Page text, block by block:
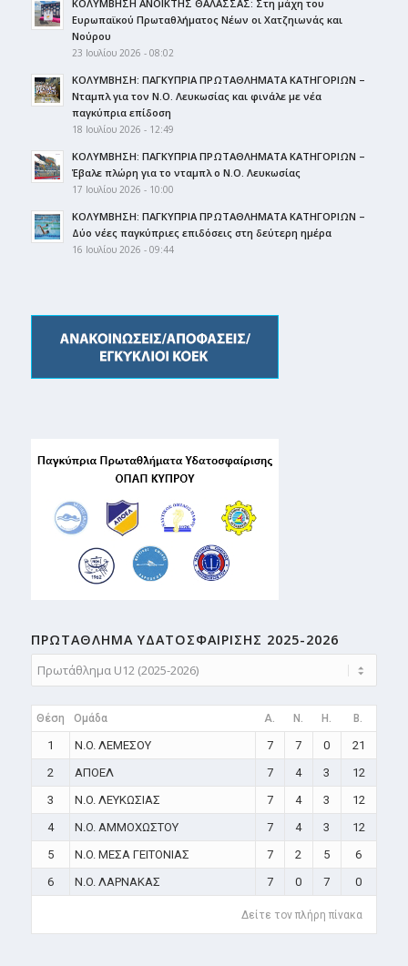
ΚΟΛΥΜΒΗΣΗ ΑΝΟΙΚΤΗΣ ΘΑΛΑΣΣΑΣ: Στη μάχη του
Ευρωπαϊκού Πρωταθλήματος Νέων οι Χατζηιωνάς και
Νούρου
23 Ιουλίου 2026 - 08:02
ΚΟΛΥΜΒΗΣΗ: ΠΑΓΚΥΠΡΙΑ ΠΡΩΤΑΘΛΗΜΑΤΑ ΚΑΤΗΓΟΡΙΩΝ –
Νταμπλ για τον Ν.Ο. Λευκωσίας και φινάλε με νέα
παγκύπρια επίδοση
18 Ιουλίου 2026 - 12:49
ΚΟΛΥΜΒΗΣΗ: ΠΑΓΚΥΠΡΙΑ ΠΡΩΤΑΘΛΗΜΑΤΑ ΚΑΤΗΓΟΡΙΩΝ –
Έβαλε πλώρη για το νταμπλ ο Ν.Ο. Λευκωσίας
17 Ιουλίου 2026 - 10:00
ΚΟΛΥΜΒΗΣΗ: ΠΑΓΚΥΠΡΙΑ ΠΡΩΤΑΘΛΗΜΑΤΑ ΚΑΤΗΓΟΡΙΩΝ –
Δύο νέες παγκύπριες επιδόσεις στη δεύτερη ημέρα
16 Ιουλίου 2026 - 09:44
ΠΡΩΤΑΘΛΗMA ΥΔΑΤΟΣΦΑΙΡΙΣΗΣ 2025-2026
Θέση Ομάδα A. N. H. B.
1 N.O. ΛΕΜΕΣΟΥ 7 7 0
21
2
ΑΠΟΕΛ 7 4 3
12
3
N.O. ΛΕΥΚΩΣΙΑΣ 7 4 3
12
4
N.O. ΑΜΜΟΧΩΣΤΟΥ 7 4 3
12
5
N.O. ΜΕΣΑ ΓΕΙΤΟΝΙΑΣ 7 2 5
6
6
N.O. ΛΑΡΝΑΚΑΣ 7 0 7 0
Δείτε τον πλήρη πίνακα